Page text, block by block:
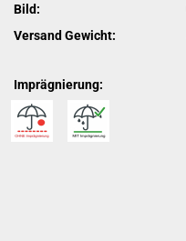
Bild:
Versand Gewicht:
Imprägnierung: